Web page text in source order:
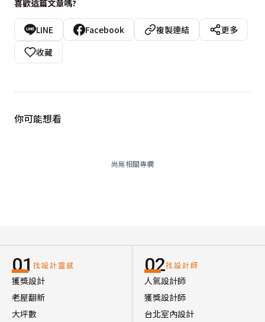
喜歡這篇文章嗎?
LINE Facebook 複製連結
更多
收藏
你可能想看
尚無相關專欄
01 找設計靈感
獲獎設計
老屋翻新
大坪數
02找設計師
人氣設計師
獲獎設計師
台北室內設計